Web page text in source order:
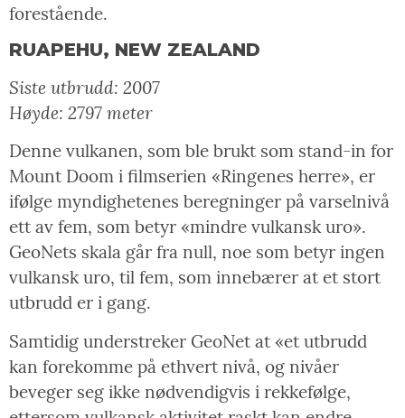
forestående.
RUAPEHU, NEW ZEALAND
Siste utbrudd: 2007
Høyde: 2797 meter
Denne vulkanen, som ble brukt som stand-in for
Mount Doom i filmserien «Ringenes herre», er
ifølge myndighetenes beregninger på varselnivå
ett av fem, som betyr «mindre vulkansk uro».
GeoNets skala går fra null, noe som betyr ingen
vulkansk uro, til fem, som innebærer at et stort
utbrudd er i gang.
Samtidig understreker GeoNet at «et utbrudd
kan forekomme på ethvert nivå, og nivåer
beveger seg ikke nødvendigvis i rekkefølge,